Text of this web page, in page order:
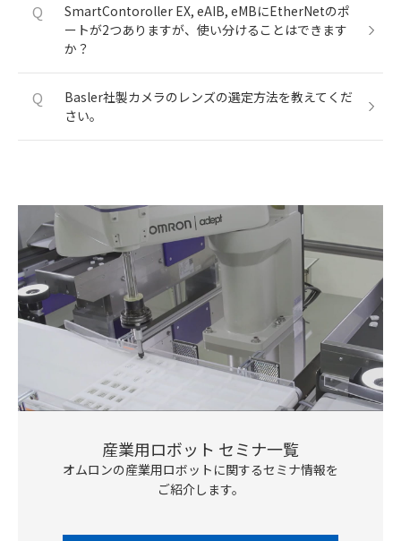
Q
SmartContoroller EX, eAIB, eMBにEtherNetのポ
ートが2つありますが、使い分けることはできます
か？
Q
Basler社製カメラのレンズの選定方法を教えてくだ
さい。
産業用ロボット セミナ一覧
オムロンの産業用ロボットに関するセミナ情報を
ご紹介します。